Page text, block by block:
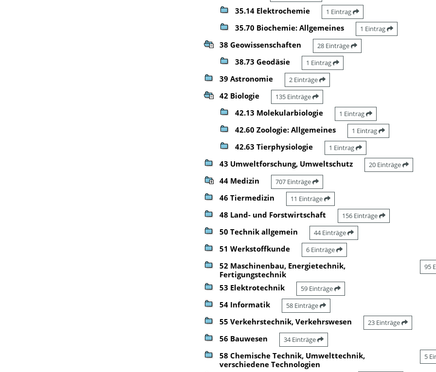
35.14 Elektrochemie 1 Eintrag
35.70 Biochemie: Allgemeines 1 Eintrag
38 Geowissenschaften 28 Einträge
38.73 Geodäsie 1 Eintrag
39 Astronomie 2 Einträge
42 Biologie 135 Einträge
42.13 Molekularbiologie 1 Eintrag
42.60 Zoologie: Allgemeines 1 Eintrag
42.63 Tierphysiologie 1 Eintrag
43 Umweltforschung, Umweltschutz 20 Einträge
44 Medizin 707 Einträge
46 Tiermedizin 11 Einträge
48 Land- und Forstwirtschaft 156 Einträge
50 Technik allgemein 44 Einträge
51 Werkstoffkunde 6 Einträge
52 Maschinenbau, Energietechnik,
Fertigungstechnik
95
53 Elektrotechnik 59 Einträge
54 Informatik 58 Einträge
55 Verkehrstechnik, Verkehrswesen 23 Einträge
56 Bauwesen 34 Einträge
58 Chemische Technik, Umwelttechnik,
verschiedene Technologien
5